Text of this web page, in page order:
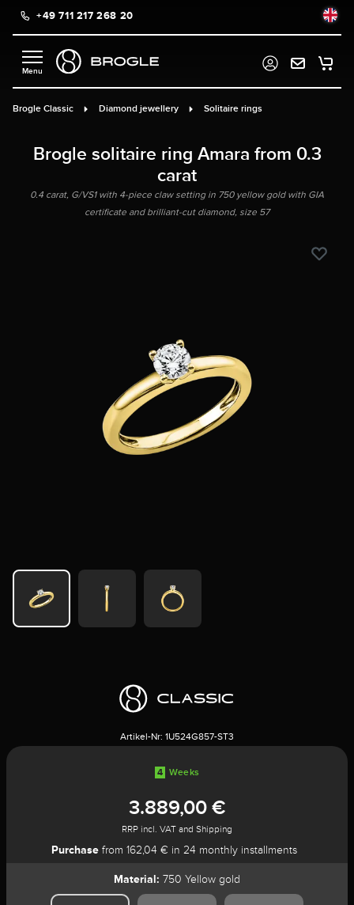
content+49 711 217 268 20
Brogle Classic Diamond jewellery Solitaire rings
Brogle solitaire ring Amara from 0.3
carat
0.4 carat, G/VS1 with 4-piece claw setting in 750 yellow gold with GIA
certificate and brilliant-cut diamond, size 57
Artikel-Nr: 1U524G857-ST3
4 Weeks
3.889,00 €
RRP incl. VAT and Shipping
Purchasefrom 162,04 € in 24 monthly installments
Material: 750 Yellow gold